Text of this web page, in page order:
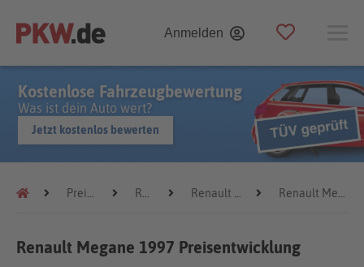
Anmelden
Kostenlose Fahrzeugbewertung
Was ist dein Auto wert?
Jetzt kostenlos bewerten
Preistrends Renault Renault Megane Renault Megane 1997
Renault Megane 1997 Preisentwicklung